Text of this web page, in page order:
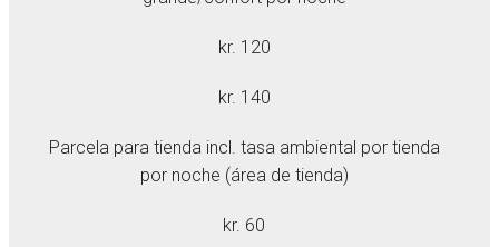
kr. 120
kr. 140
Parcela para tienda incl. tasa ambiental por tienda
por noche (área de tienda)
kr. 60